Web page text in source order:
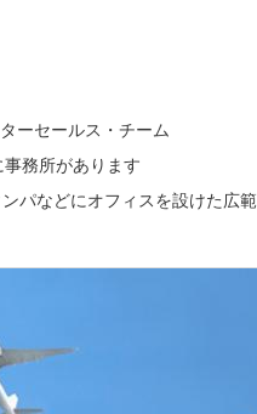
ーセールス・チーム
務所があります
パなどにオフィスを設けた広